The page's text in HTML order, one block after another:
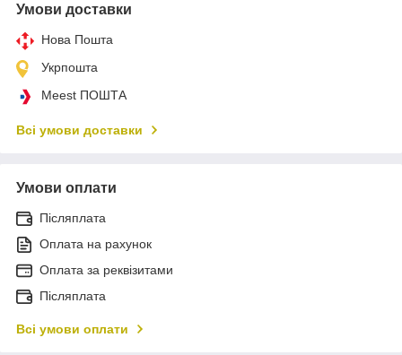
Умови доставки
Нова Пошта
Укрпошта
Meest ПОШТА
Всі умови доставки
Умови оплати
Післяплата
Оплата на рахунок
Оплата за реквізитами
Післяплата
Всі умови оплати